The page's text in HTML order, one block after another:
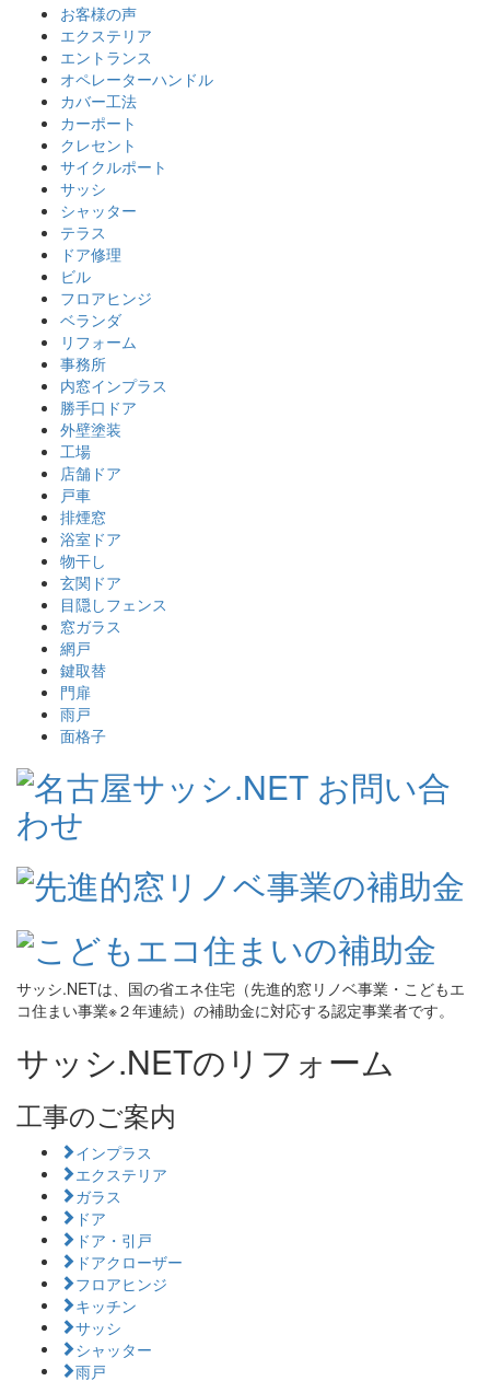
お客様の声
エクステリア
エントランス
オペレーターハンドル
カバー工法
カーポート
クレセント
サイクルポート
サッシ
シャッター
テラス
ドア修理
ビル
フロアヒンジ
ベランダ
リフォーム
事務所
内窓インプラス
勝手口ドア
外壁塗装
工場
店舗ドア
戸車
排煙窓
浴室ドア
物干し
玄関ドア
目隠しフェンス
窓ガラス
網戸
鍵取替
門扉
雨戸
面格子
サッシ.NETは、国の省エネ住宅（先進的窓リノベ事業・こどもエ
コ住まい事業※２年連続）の補助金に対応する認定事業者です。
サッシ.NETのリフォーム
工事のご案内
インプラス
エクステリア
ガラス
ドア
ドア・引戸
ドアクローザー
フロアヒンジ
キッチン
サッシ
シャッター
雨戸